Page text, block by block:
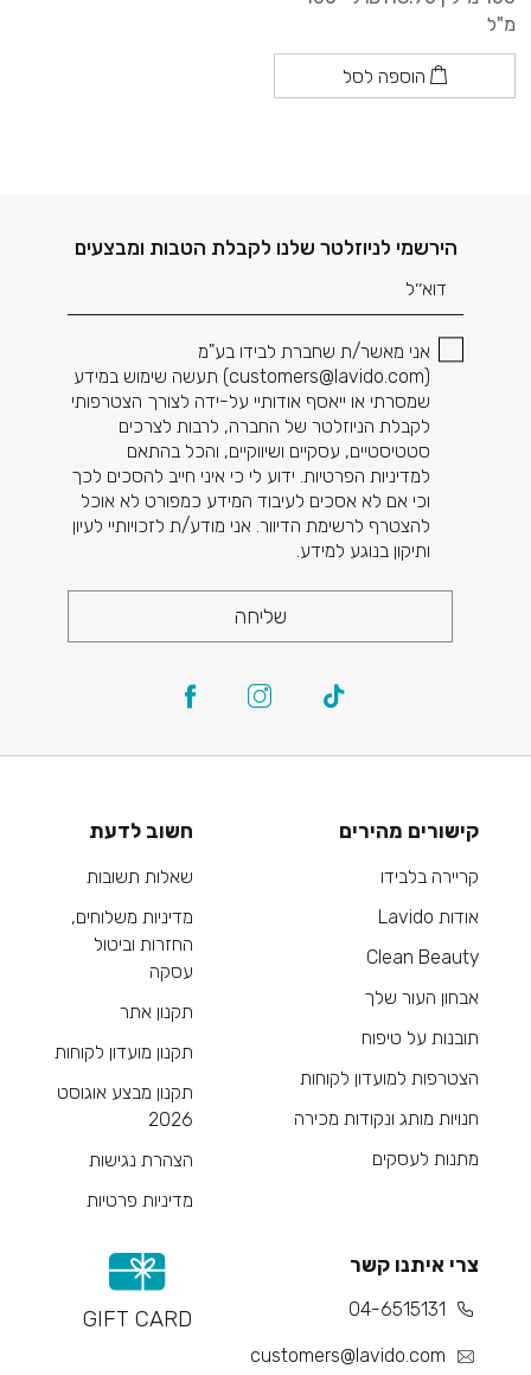
מ"ל
הוספה לסל
הירשמי לניוזלטר שלנו לקבלת הטבות ומבצעים
דוא׳׳ל
אני מאשר/ת שחברת לבידו בע"מ
(
customers@lavido.com) תעשה שימוש במידע
שמסרתי או ייאסף אודותיי על-ידה לצורך הצטרפותי
לקבלת הניוזלטר של החברה, לרבות לצרכים
סטטיסטיים, עסקיים ושיווקיים, והכל בהתאם
למדיניות הפרטיות. ידוע לי כי איני חייב להסכים לכך
וכי אם לא אסכים לעיבוד המידע כמפורט לא אוכל
להצטרף לרשימת הדיוור. אני מודע/ת לזכויותיי לעיון
ותיקון בנוגע למידע.
שליחה
קישורים מהירים
קריירה בלבידו
אודות Lavido
Clean Beauty
אבחון העור שלך
תובנות על טיפוח
הצטרפות למועדון לקוחות
חנויות מותג ונקודות מכירה
מתנות לעסקים
חשוב לדעת
שאלות תשובות
מדיניות משלוחים,
החזרות וביטול
עסקה
תקנון אתר
תקנון מועדון לקוחות
תקנון מבצע אוגוסט
2026
הצהרת נגישות
מדיניות פרטיות
צרי איתנו קשר
04-6515131
customers@lavido.com
GIFT CARD